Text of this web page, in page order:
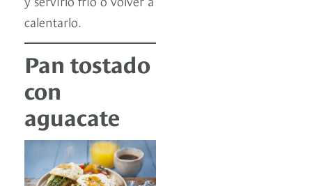
calentarlo.
Pan tostado
con
aguacate